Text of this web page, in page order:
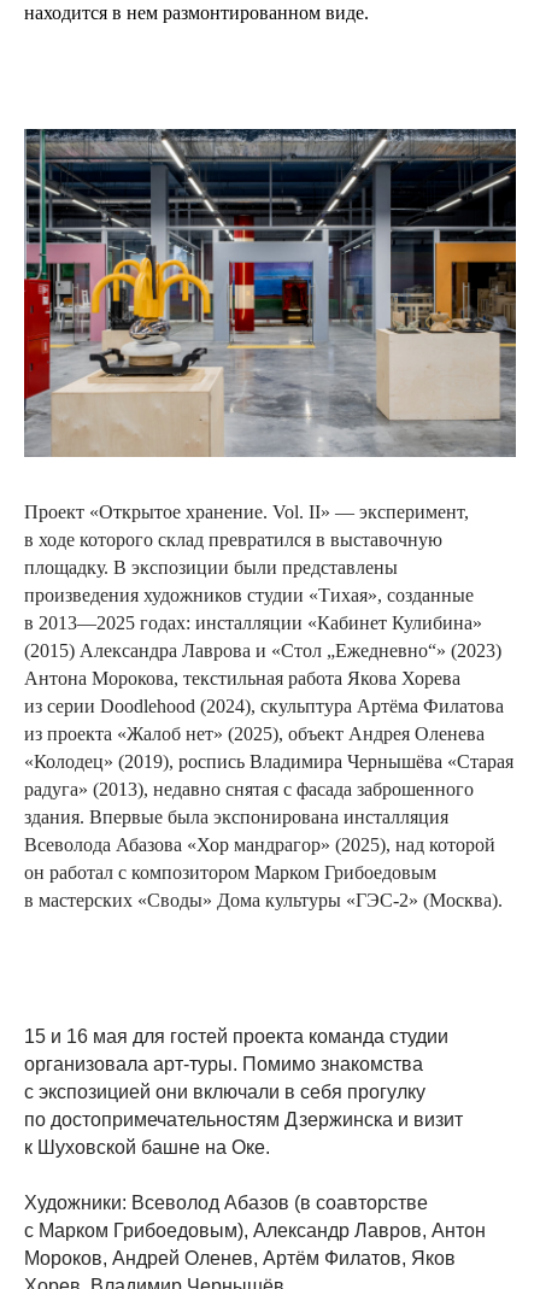
находится в нем размонтированном виде.
Проект «Открытое хранение. Vol. II» — эксперимент,
в ходе которого склад превратился в выставочную
площадку. В экспозиции были представлены
произведения художников студии «Тихая», созданные
в 2013—2025 годах: инсталляции «Кабинет Кулибина»
(2015) Александра Лаврова и «Стол „Ежедневно“» (2023)
Антона Морокова, текстильная работа Якова Хорева
из серии Doodlehood (2024), скульптура Артёма Филатова
из проекта «Жалоб нет» (2025), объект Андрея Оленева
«Колодец» (2019), роспись Владимира Чернышёва «Старая
радуга» (2013), недавно снятая с фасада заброшенного
здания. Впервые была экспонирована инсталляция
Всеволода Абазова «Хор мандрагор» (2025), над которой
он работал с композитором Марком Грибоедовым
в мастерских «Своды» Дома культуры «ГЭС-2» (Москва).
15 и 16 мая для гостей проекта команда студии
организовала арт-туры. Помимо знакомства
с экспозицией они включали в себя прогулку
по достопримечательностям Дзержинска и визит
к Шуховской башне на Оке.
Художники: Всеволод Абазов (в соавторстве
с Марком Грибоедовым), Александр Лавров, Антон
Мороков, Андрей Оленев, Артём Филатов, Яков